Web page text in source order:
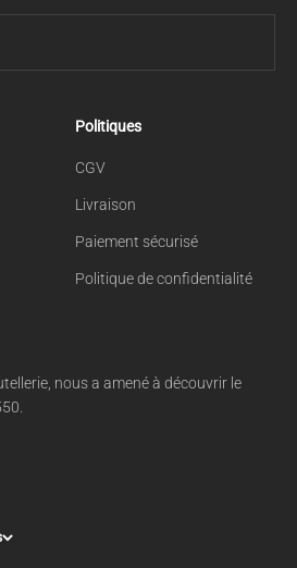
Politiques
CGV
Livraison
Paiement sécurisé
Politique de confidentialité
nous a amené à découvrir le